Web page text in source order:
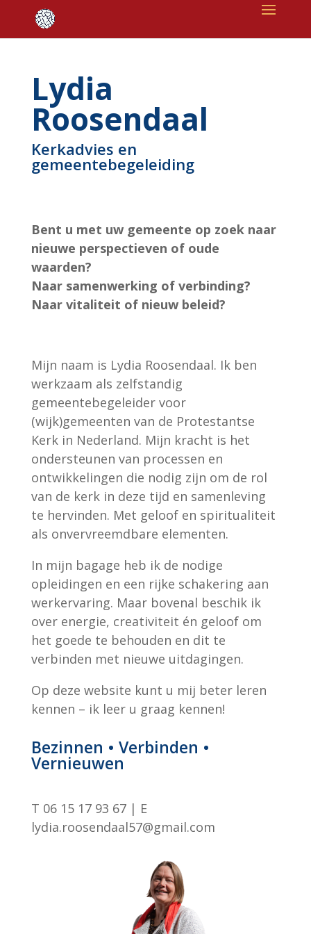
Lydia
Roosendaal
Kerkadvies en
gemeentebegeleiding
Bent u met uw gemeente op zoek naar
nieuwe perspectieven of oude
waarden?
Naar samenwerking of verbinding?
Naar vitaliteit of nieuw beleid?
Mijn naam is Lydia Roosendaal. Ik ben
werkzaam als zelfstandig
gemeentebegeleider voor
(wijk)gemeenten van de Protestantse
Kerk in Nederland. Mijn kracht is het
ondersteunen van processen en
ontwikkelingen die nodig zijn om de rol
van de kerk in deze tijd en samenleving
te hervinden. Met geloof en spiritualiteit
als onvervreemdbare elementen.
In mijn bagage heb ik de nodige
opleidingen en een rijke schakering aan
werkervaring. Maar bovenal beschik ik
over energie, creativiteit én geloof om
het goede te behouden en dit te
verbinden met nieuwe uitdagingen.
Op deze website kunt u mij beter leren
kennen – ik leer u graag kennen!
Bezinnen • Verbinden •
Vernieuwen
T 06 15 17 93 67 | E
lydia.roosendaal57@gmail.com